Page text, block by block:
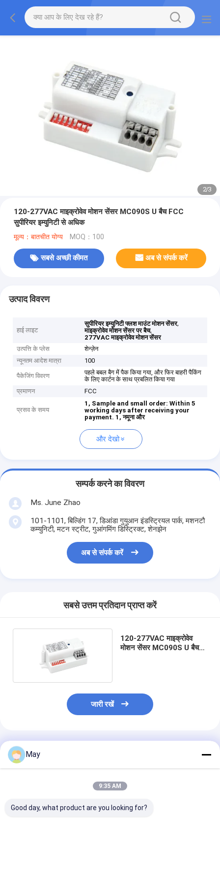
2/3
120-277VAC माइक्रोवेव मोशन सेंसर MC090S U बैच FCC
सुपीरियर इम्युनिटी से अधिक
मूल्य：बातचीत योग्य MOQ：100
सबसे अच्छी कीमत अब से संपर्क करें
उत्पाद विवरण
हाई लाइट
सुपीरियर इम्युनिटी फ्लश माउंट मोशन सेंसर,
माइक्रोवेव मोशन सेंसर पर बैच,
277VAC माइक्रोवेव मोशन सेंसर
उत्पत्ति के प्लेस
शेन्ज़ेन
न्यूनतम आदेश मात्रा
100
पैकेजिंग विवरण
पहले बबल बैग में पैक किया गया, और फिर बाहरी पैकिंग
के लिए कार्टन के साथ प्रबलित किया गया
प्रमाणन
FCC
प्रसव के समय
1, Sample and small order: Within 5
working days after receiving your
payment. 1, नमूना और
और देखो
सम्पर्क करने का विवरण
Ms. June Zhao
101-1101, बिल्डिंग 17, डिआंडा गुयुआन इंडस्ट्रियल पार्क, मशनटौ
कम्युनिटी, मटन स्ट्रीट, गुआंगमिंग डिस्ट्रिक्ट, शेनझेन
अब से संपर्क करें
सबसे उत्तम प्रतिदान प्राप्त करें
120-277VAC माइक्रोवेव
मोशन सेंसर MC090S U बैच
जारी रखें
अनुशंसित उत्पाद
May
9:35 AM
Good day, what product are you looking for?